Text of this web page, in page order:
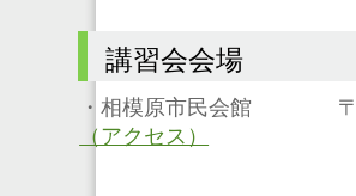
講習会会場
・相模原市民会館 〒
（アクセス）